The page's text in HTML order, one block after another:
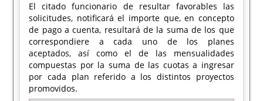
El citado funcionario de resultar favorables las
solicitudes, notificará el importe que, en concepto
de pago a cuenta, resultará de la suma de los que
correspondiere a cada uno de los planes
aceptados, así como el de las mensualidades
compuestas por la suma de las cuotas a ingresar
por cada plan referido a los distintos proyectos
promovidos.